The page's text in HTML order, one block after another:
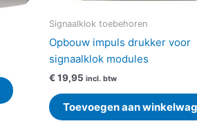
Signaalklok toebehoren
Opbouw impuls drukker voor
signaalklok modules
€19,95 incl. btw
Toevoegen aan